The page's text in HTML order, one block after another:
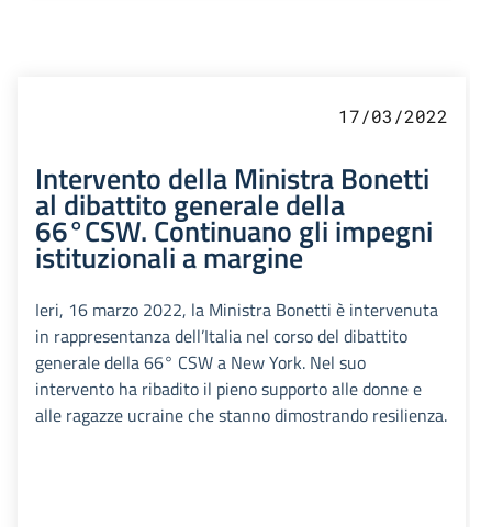
17/03/2022
Intervento della Ministra Bonetti
al dibattito generale della
66°CSW. Continuano gli impegni
istituzionali a margine
Ieri, 16 marzo 2022, la Ministra Bonetti è intervenuta
in rappresentanza dell’Italia nel corso del dibattito
generale della 66° CSW a New York. Nel suo
intervento ha ribadito il pieno supporto alle donne e
alle ragazze ucraine che stanno dimostrando resilienza.